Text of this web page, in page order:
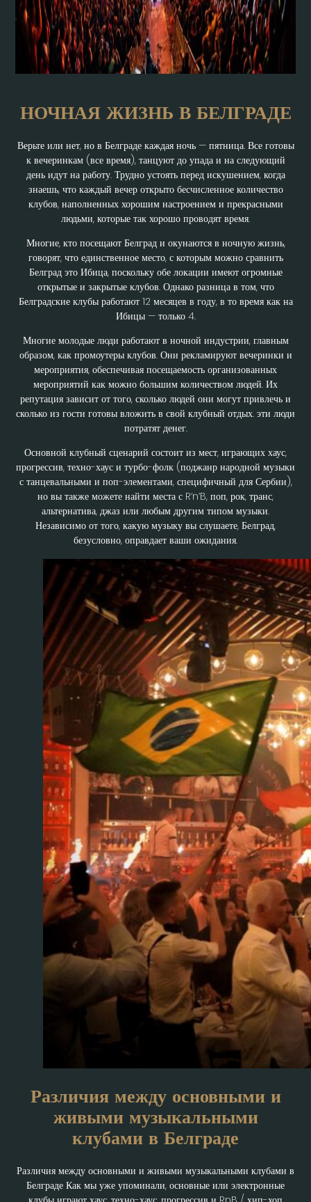
НОЧНАЯ ЖИЗНЬ В БЕЛГРАДЕ
Верьте или нет, но в Белграде каждая ночь — пятница. Все готовы
к вечеринкам (все время), танцуют до упада и на следующий
день идут на работу. Трудно устоять перед искушением, когда
знаешь, что каждый вечер открыто бесчисленное количество
клубов, наполненных хорошим настроением и прекрасными
людьми, которые так хорошо проводят время.
Многие, кто посещают Белград и окунаются в ночную жизнь,
говорят, что единственное место, с которым можно сравнить
Белград это Ибица, поскольку обе локации имеют огромные
открытые и закрытые клубов. Однако разница в том, что
Белградские клубы работают 12 месяцев в году, в то время как на
Ибицы — только 4.
Многие молодые люди работают в ночной индустрии, главным
образом, как промоутеры клубов. Они рекламируют вечеринки и
мероприятия, обеспечивая посещаемость организованных
мероприятий как можно большим количеством людей. Их
репутация зависит от того, сколько людей они могут привлечь и
сколько из гости готовы вложить в свой клубный отдых. эти люди
потратят денег.
Основной клубный сценарий состоит из мест, играющих хаус,
прогрессив, техно-хаус и турбо-фолк (поджанр народной музыки
с танцевальными и поп-элементами, специфичный для Сербии),
но вы также можете найти места с R’n’B, поп, рок, транс,
альтернатива, джаз или любым другим типом музыки.
Независимо от того, какую музыку вы слушаете, Белград,
безусловно, оправдает ваши ожидания.
Различия между основными и
живыми музыкальными
клубами в Белграде
Различия между основными и живыми музыкальными клубами в
Белграде Как мы уже упоминали, основные или электронные